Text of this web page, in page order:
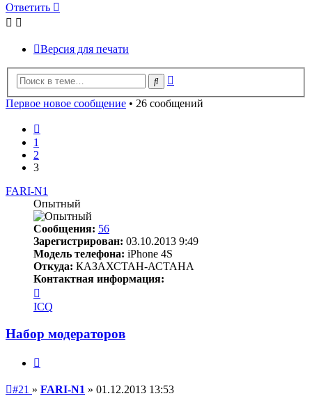
Ответить
Версия для печати
Поиск
Первое новое сообщение • 26 сообщений
1
2
3
FARI-N1
Опытный
Сообщения: 56
Зарегистрирован: 03.10.2013 9:49
Модель телефона: iPhone 4S
Откуда: КАЗАХСТАН-АСТАНА
Контактная информация:
информация
пользователя
N1
ICQ
Набор модераторов
Непрочитанное
#21 » FARI-N1 » 01.12.2013 13:53